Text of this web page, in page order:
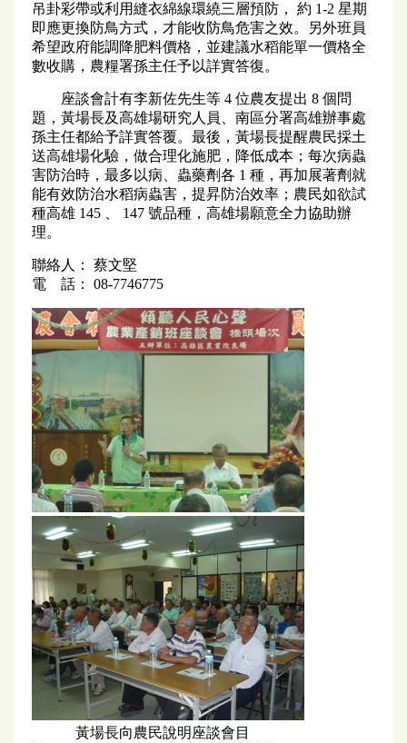
吊卦彩帶或利用縫衣綿線環繞三層預防， 約 1-2 星期
即應更換防鳥方式，才能收防鳥危害之效。另外班員
希望政府能調降肥料價格，並建議水稻能單一價格全
數收購，農糧署孫主任予以詳實答復。
座談會計有李新佐先生等 4 位農友提出 8 個問
題，黃場長及高雄場研究人員、南區分署高雄辦事處
孫主任都給予詳實答覆。最後，黃場長提醒農民採土
送高雄場化驗，做合理化施肥，降低成本；每次病蟲
害防治時，最多以病、蟲藥劑各 1 種，再加展著劑就
能有效防治水稻病蟲害，提昇防治效率；農民如欲試
種高雄 145 、 147 號品種，高雄場願意全力協助辦
理。
聯絡人： 蔡文堅
電 話： 08-7746775
黃場長向農民說明座談會目